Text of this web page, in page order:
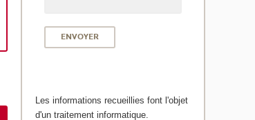
Les informations recueillies font l'objet
d'un traitement informatique.